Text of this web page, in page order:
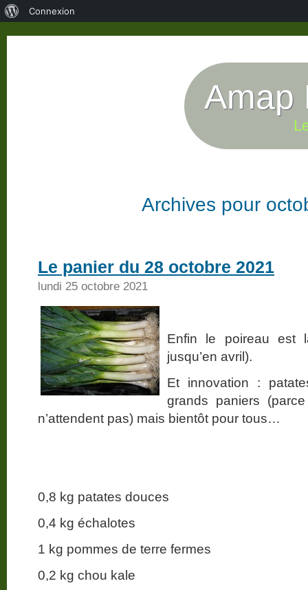
Amap
Archives pour
Le panier du 28 octobre 2021
lundi 25 octobre 2021
Enfin le poireau est
jusqu’en avril).
Et innovation :
grands paniers
n’attendent pas) mais bientôt pour tous…
0,8 kg patates douces
0,4 kg échalotes
1 kg pommes de terre fermes
0,2 kg chou kale
Connexion